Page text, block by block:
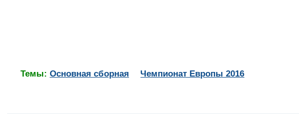
Темы: Основная сборная Чемпионат Европы 2016